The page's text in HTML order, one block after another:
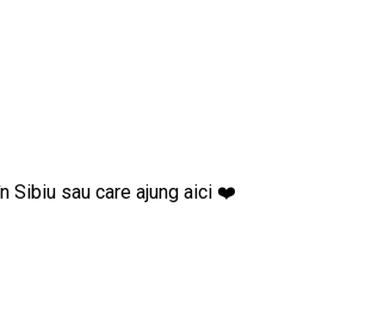
Sibiu sau care ajung aici ❤️